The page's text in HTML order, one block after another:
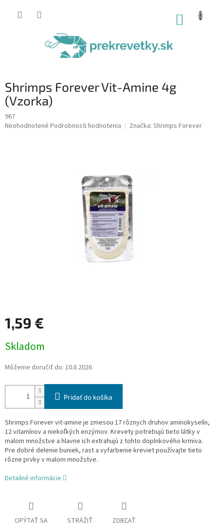
Shrimps Forever Vit-Amine 4g
(Vzorka)
967
Priemerné
Neohodnotené Podrobnosti hodnotenia Značka: Shrimps Forever
1,59 €
cena:
Skladom
Môžeme doručiť do: 10.8.2026
Pridať do košíka
Shrimps Forever vit-amine je zmesou 17 rôznych druhov aminokyselín,
12 vitamínov a niekoľkých enzýmov. Krevety potrebujú tieto látky v
malom množstve a hlavne ich extrahujú z tohto doplnkového krmiva.
Pre dobré delenie buniek, rast a vyfarbenie kreviet používajte tieto
rôzne prvky v malom množstve.
Detailné informácie
OPÝTAŤ SA STRÁŽIŤ ZDIEĽAŤ